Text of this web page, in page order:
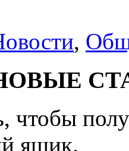
,
ящик.